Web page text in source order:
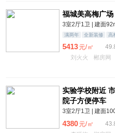
3室2厅1卫 | 建面
满两年 全新装修 高
5413 元/㎡
刘火火
郴房网
实验学校附近
院子方便停车
3室2厅1卫 | 建面
4380 元/㎡